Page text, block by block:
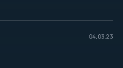
04.03.23